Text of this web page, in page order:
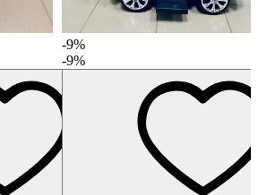
-9%
-9%